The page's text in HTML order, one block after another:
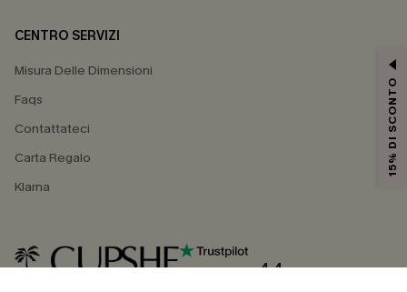
CENTRO SERVIZI
Misura Delle Dimensioni
Faqs
Contattateci
Carta Regalo
Klarna
4.4
15% DI SCONTO